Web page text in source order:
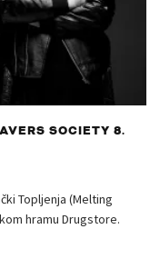
SOCIETY 8.
Topljenja (Melting
hramu Drugstore.